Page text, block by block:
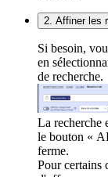
2. Affiner les
Si besoin,
en
de recherche.
La recherche
le bouton «
ferme.
Pour certains